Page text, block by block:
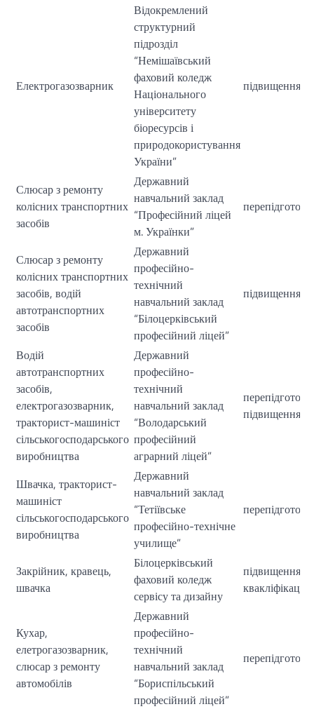
Електрогазозварник
Відокремлений
структурний
підрозділ
“Немішаївський
фаховий коледж
Національного
університету
біоресурсів і
природокористування
України”
підвищення
Слюсар з ремонту
колісних транспортних
засобів
Державний
навчальний заклад
“Професійний ліцей
м. Українки”
Слюсар з ремонту
колісних транспортних
засобів, водій
автотранспортних
засобів
Державний
професійно-
технічний
навчальний заклад
“Білоцерківський
професійний ліцей”
підвищення
Водій
автотранспортних
засобів,
електрогазозварник,
тракторист-машиніст
сільськогосподарського
виробництва
Державний
професійно-
технічний
навчальний заклад
“Володарський
професійний
аграрний ліцей”
підвищення
Швачка, тракторист-
машиніст
сільськогосподарського
виробництва
Державний
навчальний заклад
“Тетіївське
професійно-технічне
училище”
Закрійник, кравець,
швачка
Білоцерківський
фаховий коледж
сервісу та дизайну
підвищення
квакліфікації
Кухар,
елетрогазозварник,
слюсар з ремонту
автомобілів
Державний
професійно-
технічний
навчальний заклад
“Бориспільський
професійний ліцей”